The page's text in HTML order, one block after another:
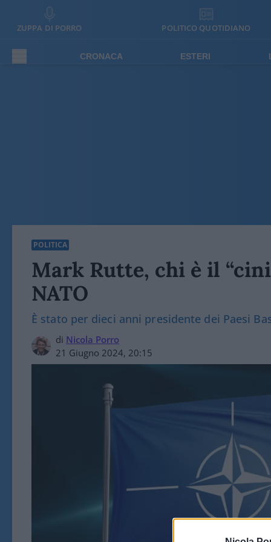
ZUPPA DI PORRO POLITICO QUOTIDIANO
CRONACA ESTERI
POLITICA
Mark Rutte, chi è il
NATO
È stato per dieci anni presidente dei Paesi
di Nicola Porro
21 Giugno 2024, 20:15